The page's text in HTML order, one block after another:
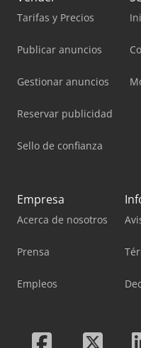
Tarifas y Precios
Publicar anuncios
Gestionar anuncios
Reservar publicidad
Sello de confianza
Empresa
Acerca de nosotros
Prensa
Empleos